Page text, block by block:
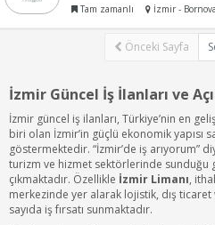
Tam zamanlı
İzmir - Bornova
Önceki Sayfa
İzmir Güncel İş İlanları ve
İzmir güncel iş ilanları, Türkiye’nin en
biri olan İzmir’in güçlü ekonomik yapısı
göstermektedir. “İzmir’de iş arıyorum”
turizm ve hizmet sektörlerinde sunduğu
çıkmaktadır. Özellikle İzmir Limanı,
merkezinde yer alarak lojistik, dış
sayıda iş fırsatı sunmaktadır.